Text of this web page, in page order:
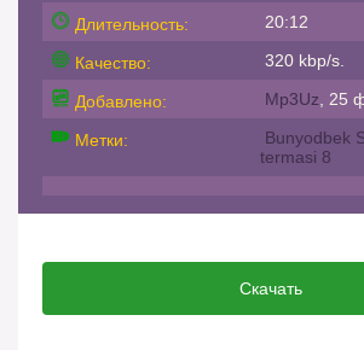
Длительность: 20:12
Качество: 320 kbp/s.
Добавлено: Mp3Uz , 25
Метки: Bunyodbek
termasi 8
Скачать